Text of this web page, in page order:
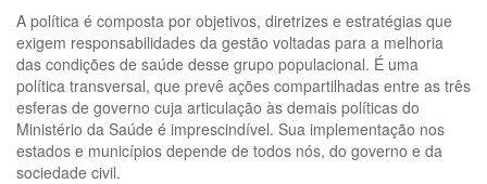
A política é composta por objetivos, diretrizes e estratégias que
exigem responsabilidades da gestão voltadas para a melhoria
das condições de saúde desse grupo populacional. É uma
política transversal, que prevê ações compartilhadas entre as três
esferas de governo cuja articulação às demais políticas do
Ministério da Saúde é imprescindível. Sua implementação nos
estados e municípios depende de todos nós, do governo e da
sociedade civil.